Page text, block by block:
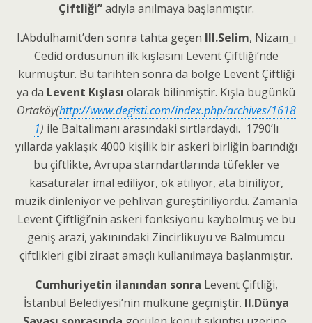
Çiftliği”adıyla anılmaya başlanmıştır.
I.Abdülhamit’den sonra tahta geçen III.Selim, Nizam_ı
Cedid ordusunun ilk kışlasını Levent Çiftliği’nde
kurmuştur. Bu tarihten sonra da bölge Levent Çiftliği
ya da Levent Kışlası olarak bilinmiştir. Kışla bugünkü
Ortaköy(http://www.degisti.com/index.php/archives/1618
1) ile Baltalimanı arasındaki sırtlardaydı. 1790’lı
yıllarda yaklaşık 4000 kişilik bir askeri birliğin barındığı
bu çiftlikte, Avrupa starndartlarında tüfekler ve
kasaturalar imal ediliyor, ok atılıyor, ata biniliyor,
müzik dinleniyor ve pehlivan güreştiriliyordu. Zamanla
Levent Çiftliği’nin askeri fonksiyonu kaybolmuş ve bu
geniş arazi, yakınındaki Zincirlikuyu ve Balmumcu
çiftlikleri gibi ziraat amaçlı kullanılmaya başlanmıştır.
Cumhuriyetin ilanından sonra Levent Çiftliği,
İstanbul Belediyesi’nin mülküne geçmiştir. II.Dünya